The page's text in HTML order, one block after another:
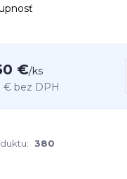
€/ks
€ bez DPH
380